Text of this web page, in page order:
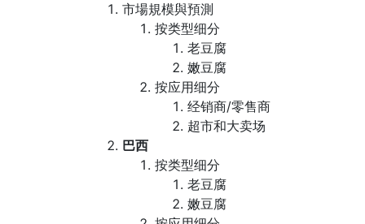
市場規模與預測
按类型细分
老豆腐
嫩豆腐
按应用细分
经销商/零售商
超市和大卖场
巴西
按类型细分
老豆腐
嫩豆腐